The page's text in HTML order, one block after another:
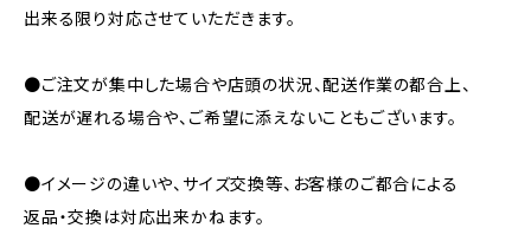
出来る限り対応させていただきます。
●ご注文が集中した場合や店頭の状況、配送作業の都合上、
配送が遅れる場合や、ご希望に添えないこともございます。
●イメージの違いや、サイズ交換等、お客様のご都合による
返品・交換は対応出来かねます。